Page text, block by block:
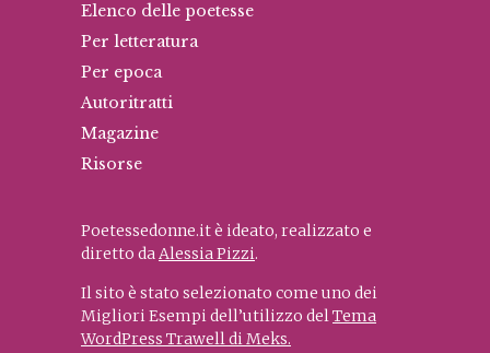
Elenco delle poetesse
Per letteratura
Per epoca
Autoritratti
Magazine
Risorse
Poetessedonne.it è ideato, realizzato e
diretto daAlessia Pizzi.
Il sito è stato selezionato come uno dei
Migliori Esempi dell’utilizzo delTema
WordPress Trawell di Meks.